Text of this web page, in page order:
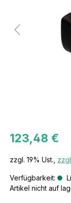
123,48 €
zzgl. 19% Ust.,
Verfügbarkeit:
Artikel nicht auf